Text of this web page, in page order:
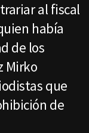
al fiscal
había
de los
Mirko
que
de